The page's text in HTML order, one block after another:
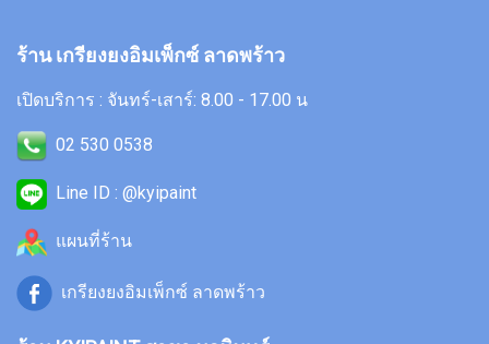
ร้าน เกรียงยงอิมเพ็กซ์ ลาดพร้าว
เปิดบริการ : จันทร์-เสาร์: 8.00 - 17.00 น
02 530 0538
Line ID : @kyipaint
แผนที่ร้าน
เกรียงยงอิมเพ็กซ์ ลาดพร้าว